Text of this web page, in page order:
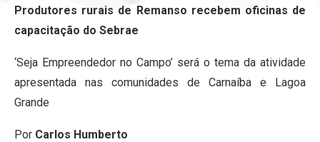
Produtores rurais de Remanso recebem oficinas de
capacitação do Sebrae
‘Seja Empreendedor no Campo’ será o tema da atividade
apresentada nas comunidades de Carnaíba e Lagoa
Grande
Por Carlos Humberto